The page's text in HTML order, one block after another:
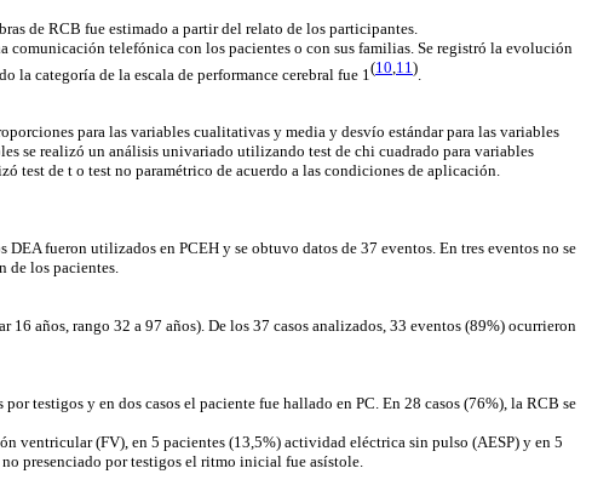
de RCB fue estimado a partir del relato de los participantes.
comunicación telefónica con los pacientes o con sus familias. Se registró la evolución
la categoría de la escala de performance cerebral fue 1 (10 11 )
para las variables cualitativas y media y desvío estándar para las variables
se realizó un análisis univariado utilizando test de chi cuadrado para variables
test de t o test no paramétrico de acuerdo a las condiciones de aplicación.
DEA fueron utilizados en PCEH y se obtuvo datos de 37 eventos. En tres eventos no se
de los pacientes.
16 años, rango 32 a 97 años). De los 37 casos analizados, 33 eventos (89%) ocurrieron
testigos y en dos casos el paciente fue hallado en PC. En 28 casos (76%), la RCB se
ventricular (FV), en 5 pacientes (13,5%) actividad eléctrica sin pulso (AESP) y en 5
presenciado por testigos el ritmo inicial fue asístole.